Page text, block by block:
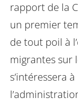
rapport de la
un premier
de tout poil à
migrantes sur
s’intéressera